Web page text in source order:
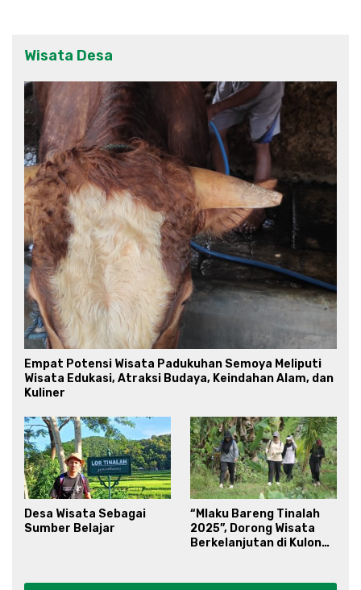
Wisata Desa
Empat Potensi Wisata Padukuhan Semoya Meliputi
Wisata Edukasi, Atraksi Budaya, Keindahan Alam, dan
Kuliner
Desa Wisata Sebagai
Sumber Belajar
“Mlaku Bareng Tinalah
2025”, Dorong Wisata
Berkelanjutan di Kulon